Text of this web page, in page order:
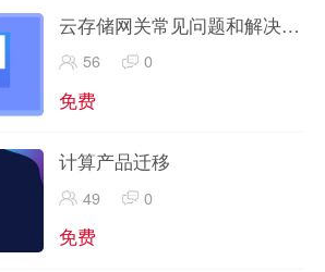
云存储网关常见问题和解决
（上）
56 0
免费
计算产品迁移
49 0
免费